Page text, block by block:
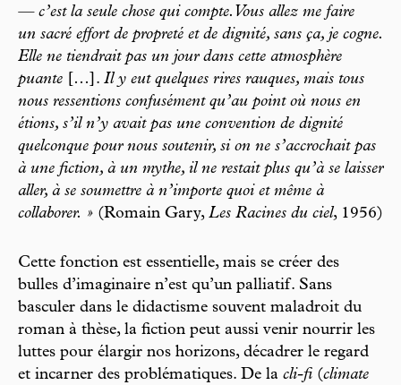
— c’est la seule chose qui compte. Vous allez me faire
un sacré effort de propreté et de dignité, sans ça, je cogne.
Elle ne tiendrait pas un jour dans cette atmosphère
puante […]. Il y eut quelques rires rauques, mais tous
nous ressentions confusément qu’au point où nous en
étions, s’il n’y avait pas une convention de dignité
quelconque pour nous soutenir, si on ne s’accrochait pas
à une fiction, à un mythe, il ne restait plus qu’à se laisser
aller, à se soumettre à n’importe quoi et même à
collaborer. » (Romain Gary, Les Racines du ciel, 1956)
Cette fonction est essentielle, mais se créer des
bulles d’imaginaire n’est qu’un palliatif. Sans
basculer dans le didactisme souvent maladroit du
roman à thèse, la fiction peut aussi venir nourrir les
luttes pour élargir nos horizons, décadrer le regard
et incarner des problématiques. De la cli-fi (climate